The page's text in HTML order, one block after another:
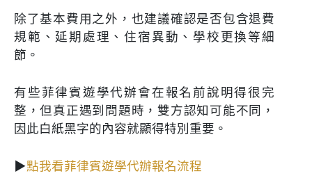
除了基本費用之外，也建議確認是否包含退費
規範、延期處理、住宿異動、學校更換等細
節。
有些菲律賓遊學代辦會在報名前說明得很完
整，但真正遇到問題時，雙方認知可能不同，
因此白紙黑字的內容就顯得特別重要。
▶點我看菲律賓遊學代辦報名流程